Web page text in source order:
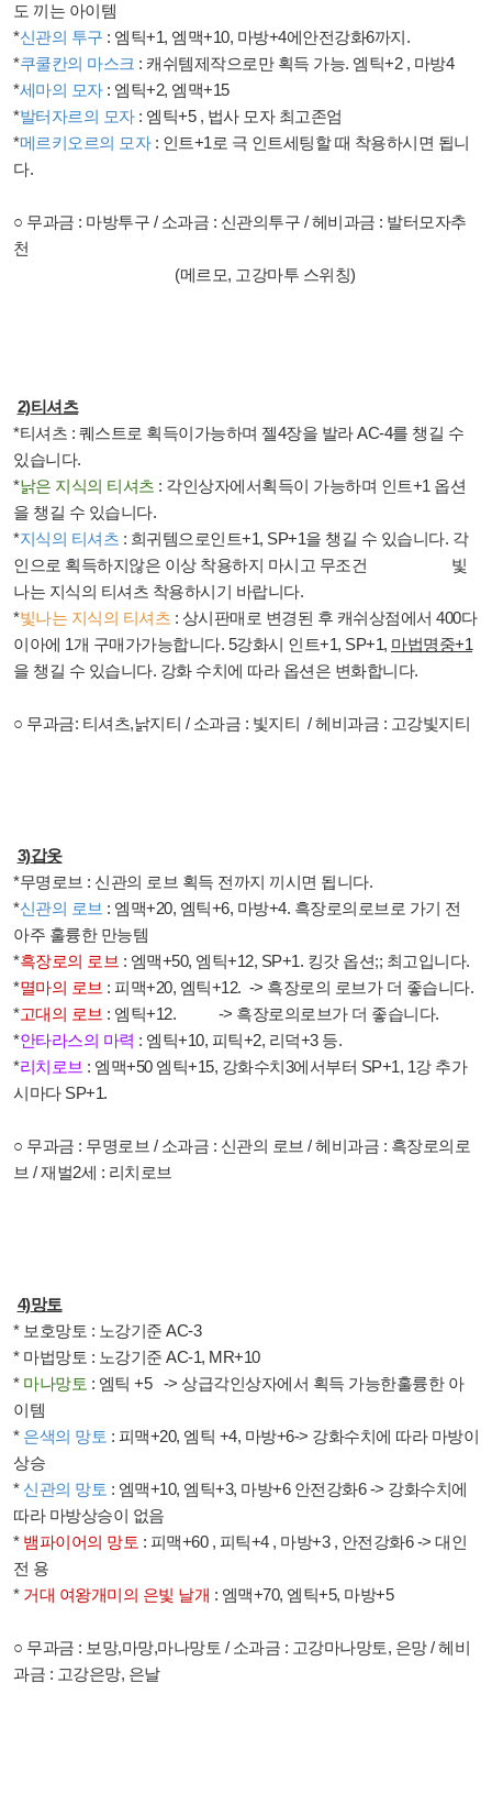
도 끼는 아이템
*신관의 투구 : 엠틱+1, 엠맥+10, 마방+4에안전강화6까지.
*쿠쿨칸의 마스크 : 캐쉬템제작으로만 획득 가능. 엠틱+2 , 마방4
*세마의 모자: 엠틱+2, 엠맥+15
*발터자르의 모자: 엠틱+5 , 법사 모자 최고존엄
*메르키오르의 모자: 인트+1로 극 인트세팅할 때 착용하시면 됩니
다.
○ 무과금 : 마방투구 / 소과금 : 신관의투구 /헤비과금 : 발터모자추
천
(메르모, 고강마투 스위칭)
2)티셔츠
*티셔츠 : 퀘스트로 획득이가능하며 젤4장을 발라AC-4를 챙길 수
있습니다.
*낡은 지식의 티셔츠 : 각인상자에서획득이 가능하며 인트+1 옵션
을 챙길 수 있습니다.
*지식의 티셔츠 : 희귀템으로인트+1, SP+1을 챙길 수 있습니다. 각
인으로 획득하지않은 이상 착용하지 마시고 무조건 빛
나는 지식의 티셔츠 착용하시기 바랍니다.
*빛나는 지식의 티셔츠 : 상시판매로 변경된 후 캐쉬상점에서 400다
이아에 1개 구매가가능합니다. 5강화시 인트+1, SP+1, 마법명중+1
을 챙길 수 있습니다. 강화 수치에 따라 옵션은 변화합니다.
○ 무과금: 티셔츠,낡지티 / 소과금 : 빛지티 /헤비과금 : 고강빛지티
3)갑옷
*무명로브 : 신관의 로브 획득 전까지 끼시면 됩니다.
*신관의 로브 : 엠맥+20, 엠틱+6, 마방+4. 흑장로의로브로 가기 전
아주 훌륭한 만능템
*흑장로의 로브 : 엠맥+50, 엠틱+12, SP+1. 킹갓 옵션;; 최고입니다.
*멸마의 로브 : 피맥+20, 엠틱+12. -> 흑장로의 로브가 더 좋습니다.
*고대의 로브 : 엠틱+12. -> 흑장로의로브가 더 좋습니다.
*안타라스의 마력 : 엠틱+10, 피틱+2, 리덕+3 등.
*리치로브 : 엠맥+50 엠틱+15, 강화수치3에서부터 SP+1, 1강 추가
시마다SP+1.
○ 무과금 : 무명로브 / 소과금 : 신관의 로브 /헤비과금 : 흑장로의로
브 /재벌2세 : 리치로브
4)망토
* 보호망토 : 노강기준 AC-3
* 마법망토 : 노강기준 AC-1, MR+10
* 마나망토 : 엠틱 +5 -> 상급각인상자에서 획득 가능한훌륭한 아
이템
* 은색의 망토 : 피맥+20, 엠틱 +4, 마방+6-> 강화수치에 따라 마방이
상승
* 신관의 망토 : 엠맥+10, 엠틱+3, 마방+6 안전강화6 -> 강화수치에
따라 마방상승이 없음
* 뱀파이어의 망토 : 피맥+60 , 피틱+4 , 마방+3 , 안전강화6 -> 대인
전 용
* 거대 여왕개미의 은빛 날개 : 엠맥+70, 엠틱+5, 마방+5
○ 무과금 : 보망,마망,마나망토 / 소과금 : 고강마나망토, 은망/헤비
과금 : 고강은망, 은날